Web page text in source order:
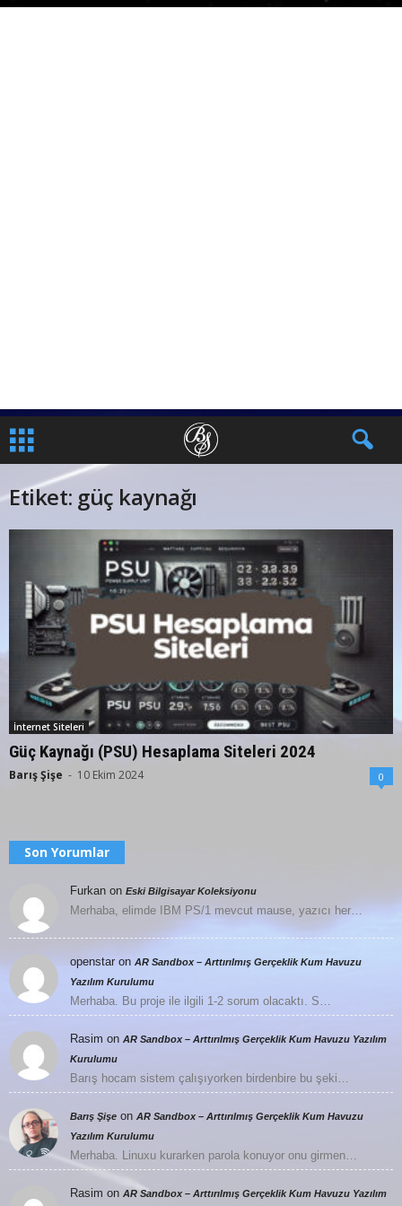
Etiket: güç kaynağı
İnternet Siteleri
Güç Kaynağı (PSU) Hesaplama Siteleri 2024
Barış Şişe - 10 Ekim 2024 0
Son Yorumlar
Furkan on Eski Bilgisayar Koleksiyonu
Merhaba, elimde IBM PS/1 mevcut mause, yazıcı her…
openstar on AR Sandbox – Arttırılmış Gerçeklik Kum Havuzu
Yazılım Kurulumu
Merhaba. Bu proje ile ilgili 1-2 sorum olacaktı. S…
Rasim on AR Sandbox – Arttırılmış Gerçeklik Kum Havuzu Yazılım
Kurulumu
Barış hocam sistem çalışıyorken birdenbire bu şeki…
Barış Şişe on AR Sandbox – Arttırılmış Gerçeklik Kum Havuzu
Yazılım Kurulumu
Merhaba. Linuxu kurarken parola konuyor onu girmen…
Rasim on AR Sandbox – Arttırılmış Gerçeklik Kum Havuzu Yazılım